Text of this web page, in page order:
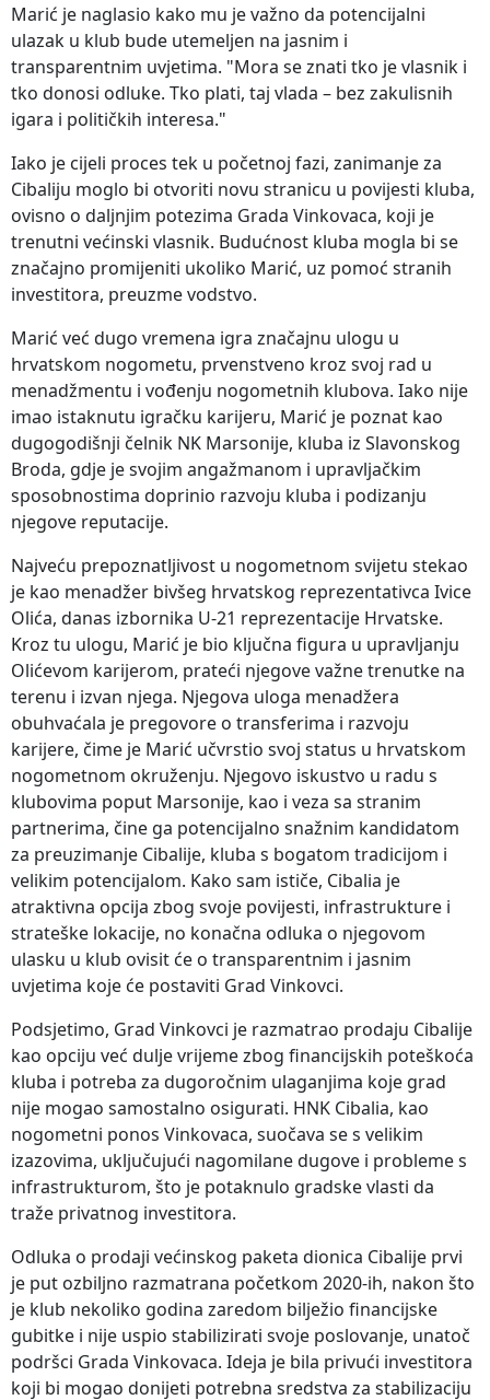
Marić je naglasio kako mu je važno da potencijalni
ulazak u klub bude utemeljen na jasnim i
transparentnim uvjetima. "Mora se znati tko je vlasnik i
tko donosi odluke. Tko plati, taj vlada – bez zakulisnih
igara i političkih interesa."
Iako je cijeli proces tek u početnoj fazi, zanimanje za
Cibaliju moglo bi otvoriti novu stranicu u povijesti kluba,
ovisno o daljnjim potezima Grada Vinkovaca, koji je
trenutni većinski vlasnik. Budućnost kluba mogla bi se
značajno promijeniti ukoliko Marić, uz pomoć stranih
investitora, preuzme vodstvo.
Marić već dugo vremena igra značajnu ulogu u
hrvatskom nogometu, prvenstveno kroz svoj rad u
menadžmentu i vođenju nogometnih klubova. Iako nije
imao istaknutu igračku karijeru, Marić je poznat kao
dugogodišnji čelnik NK Marsonije, kluba iz Slavonskog
Broda, gdje je svojim angažmanom i upravljačkim
sposobnostima doprinio razvoju kluba i podizanju
njegove reputacije.
Najveću prepoznatljivost u nogometnom svijetu stekao
je kao menadžer bivšeg hrvatskog reprezentativca Ivice
Olića, danas izbornika U-21 reprezentacije Hrvatske.
Kroz tu ulogu, Marić je bio ključna figura u upravljanju
Olićevom karijerom, prateći njegove važne trenutke na
terenu i izvan njega. Njegova uloga menadžera
obuhvaćala je pregovore o transferima i razvoju
karijere, čime je Marić učvrstio svoj status u hrvatskom
nogometnom okruženju. Njegovo iskustvo u radu s
klubovima poput Marsonije, kao i veza sa stranim
partnerima, čine ga potencijalno snažnim kandidatom
za preuzimanje Cibalije, kluba s bogatom tradicijom i
velikim potencijalom. Kako sam ističe, Cibalia je
atraktivna opcija zbog svoje povijesti, infrastrukture i
strateške lokacije, no konačna odluka o njegovom
ulasku u klub ovisit će o transparentnim i jasnim
uvjetima koje će postaviti Grad Vinkovci.
Podsjetimo, Grad Vinkovci je razmatrao prodaju Cibalije
kao opciju već dulje vrijeme zbog financijskih poteškoća
kluba i potreba za dugoročnim ulaganjima koje grad
nije mogao samostalno osigurati. HNK Cibalia, kao
nogometni ponos Vinkovaca, suočava se s velikim
izazovima, uključujući nagomilane dugove i probleme s
infrastrukturom, što je potaknulo gradske vlasti da
traže privatnog investitora.
Odluka o prodaji većinskog paketa dionica Cibalije prvi
je put ozbiljno razmatrana početkom 2020-ih, nakon što
je klub nekoliko godina zaredom bilježio financijske
gubitke i nije uspio stabilizirati svoje poslovanje, unatoč
podršci Grada Vinkovaca. Ideja je bila privući investitora
koji bi mogao donijeti potrebna sredstva za stabilizaciju